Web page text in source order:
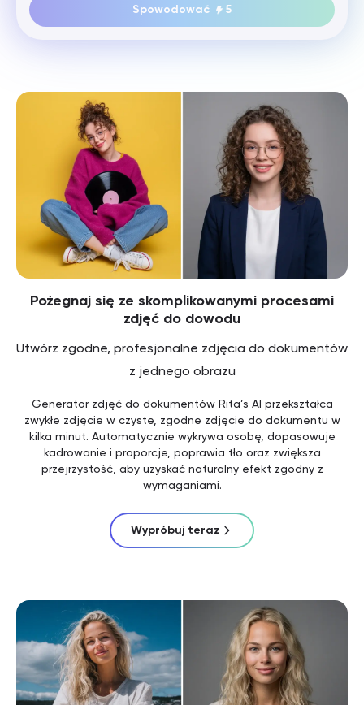
Spowodować 5
Pożegnaj się ze skomplikowanymi procesami
zdjęć do dowodu
Utwórz zgodne, profesjonalne zdjęcia do dokumentów
z jednego obrazu
Generator zdjęć do dokumentów Rita’s AI przekształca
zwykłe zdjęcie w czyste, zgodne zdjęcie do dokumentu w
kilka minut. Automatycznie wykrywa osobę, dopasowuje
kadrowanie i proporcje, poprawia tło oraz zwiększa
przejrzystość, aby uzyskać naturalny efekt zgodny z
wymaganiami.
Wypróbuj teraz